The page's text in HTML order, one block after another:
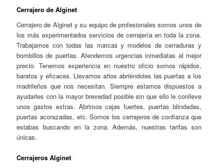
Cerrajero de Alginet
Cerrajero de Alginet y su equipo de profesionales somos unos de
los más experimentados servicios de cerrajería en toda la zona.
Trabajamos con todas las marcas y modelos de cerraduras y
bombillos de puertas. Atendemos urgencias inmediatas al mejor
precio. Tenemos experiencia en nuestro oficio somos rápidos,
baratos y eficaces. Llevamos años abriéndoles las puertas a los
madrileños que nos necesitan. Siempre estamos dispuestos a
ayudarles con la mayor brevedad posible sin que ello le conlleve
unos gastos extras. Abrimos cajas fuertes, puertas blindadas,
puertas acorazadas, etc. Somos los cerrajeros de confianza que
estabas buscando en la zona. Además, nuestras tarifas son
únicas.
Cerrajeros Alginet